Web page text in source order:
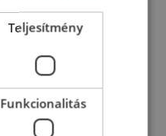
Teljesítmény
Funkcionalitás